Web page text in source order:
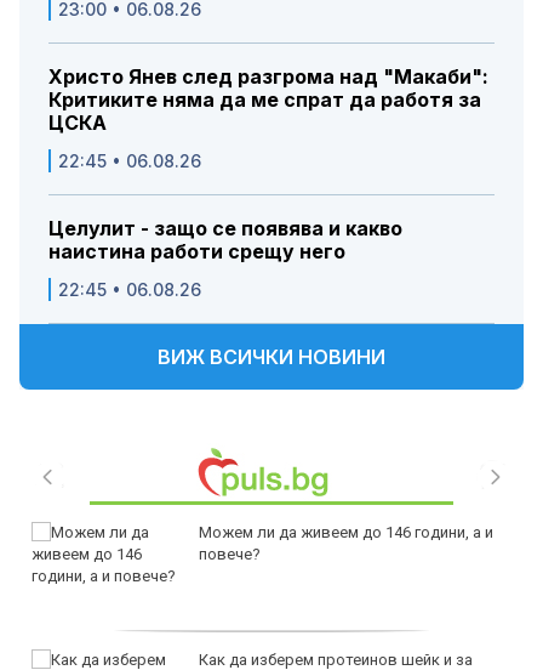
23:00 • 06.08.26
Христо Янев след разгрома над "Макаби":
Критиките няма да ме спрат да работя за
ЦСКА
22:45 • 06.08.26
Целулит - защо се появява и какво
наистина работи срещу него
22:45 • 06.08.26
ВИЖ ВСИЧКИ НОВИНИ
Можем ли да живеем до 146 години, а и
повече?
Как да изберем протеинов шейк и за